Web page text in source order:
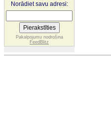
Norādiet savu adresi:
Pakalpojumu nodrošina
FeedBlitz